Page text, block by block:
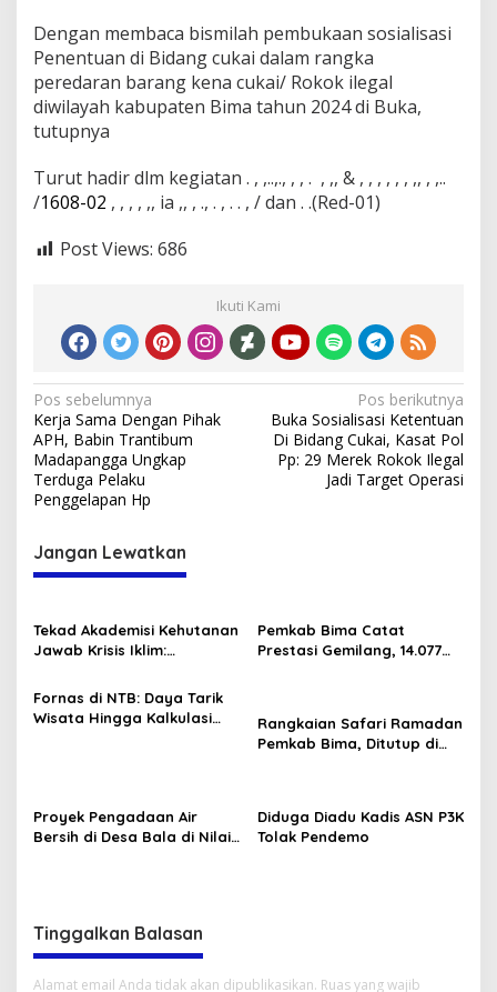
Dengan membaca bismilah pembukaan sosialisasi
Penentuan di Bidang cukai dalam rangka
peredaran barang kena cukai/ Rokok ilegal
diwilayah kabupaten Bima tahun 2024 di Buka,
tutupnya
Turut hadir dlm kegiatan . , ,..,., , , . , ,, & , , , , , , ,, , ,..
/1608-02 , , , , ,, ia ,, , ., . , . . , / dan . .(Red-01)
Post Views: 686
Ikuti Kami
Navigasi
pos
Pos sebelumnya
Kerja Sama Dengan Pihak
APH, Babin Trantibum
Madapangga Ungkap
Terduga Pelaku
Penggelapan Hp
Pos berikutnya
Buka Sosialisasi Ketentuan
Di Bidang Cukai, Kasat Pol
Pp: 29 Merek Rokok Ilegal
Jadi Target Operasi
Jangan Lewatkan
Tekad Akademisi Kehutanan
Jawab Krisis Iklim:
Hasilkan Peta Jalan
Konkret untuk FOLU Net
Pemkab Bima Catat
Prestasi Gemilang, 14.077
Fornas di NTB: Daya Tarik
Wisata Hingga Kalkulasi
Rangkaian Safari Ramadan
Pemkab Bima, Ditutup di
Proyek Pengadaan Air
Bersih di Desa Bala di Nilai
Diduga Diadu Kadis ASN P3K
Tolak Pendemo
Tinggalkan Balasan
Alamat email Anda tidak akan dipublikasikan. Ruas yang wajib